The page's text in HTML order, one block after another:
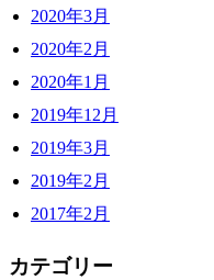
2020年3月
2020年2月
2020年1月
2019年12月
2019年3月
2019年2月
2017年2月
カテゴリー